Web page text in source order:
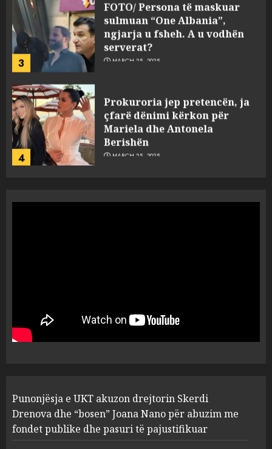
3
FOTO/ Persona të maskuar
sulmuan “One Albania”,
ngjarja u fsheh. A u vodhën
serverat?
MARCH 25, 2025
4
Prokuroria jep pretencën, ja
çfarë dënimi kërkon për
Mariela dhe Antonela
Berishën
MARCH 25, 2025
1
“bosen” Joana Nano për
abuzim me fondet publike dhe
pasuri të pajustifikuar
2
Apolonia- Gramshi, nis
procedim penal për Koço
Kokëdhimën (VIDEO)
MARCH 27, 2025
Punonjësja e UKT akuzon drejtorin Skerdi
Drenova dhe “bosen” Joana Nano për abuzim me
fondet publike dhe pasuri të pajustifikuar